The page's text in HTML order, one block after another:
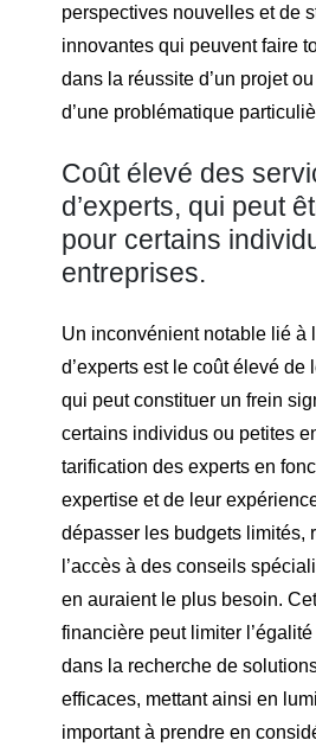
perspectives nouvelles et de
innovantes qui peuvent faire
dans la réussite d’un projet
d’une problématique
Coût élevé des
d’experts, qui peut
pour certains
entreprises.
Un inconvénient notable lié à
d’experts est le coût élevé de
qui peut constituer un frein
certains individus ou petites
tarification des experts en
expertise et de leur
dépasser les budgets limités,
l’accès à des conseils
en auraient le plus besoin.
financière peut limiter
dans la recherche de
efficaces, mettant ainsi en
important à prendre en